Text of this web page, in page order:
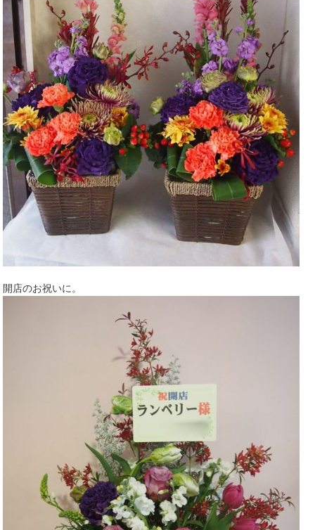
開店のお祝いに。